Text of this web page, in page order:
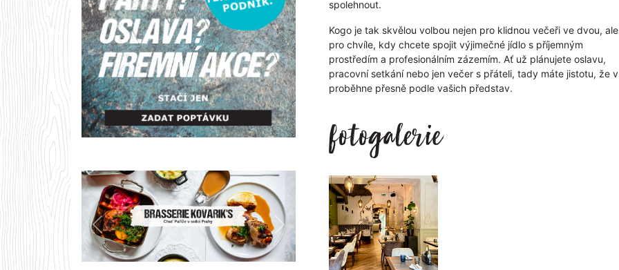
Předchozí Další
spolehnout.
Kogo je tak skvělou volbou nejen pro klidnou večeři ve dvou,
pro chvíle, kdy chcete spojit výjimečné jídlo s příjemným
prostředím a profesionálním zázemím. Ať už plánujete oslavu,
pracovní setkání nebo jen večer s přáteli, tady máte jistotu, že
proběhne přesně podle vašich představ.